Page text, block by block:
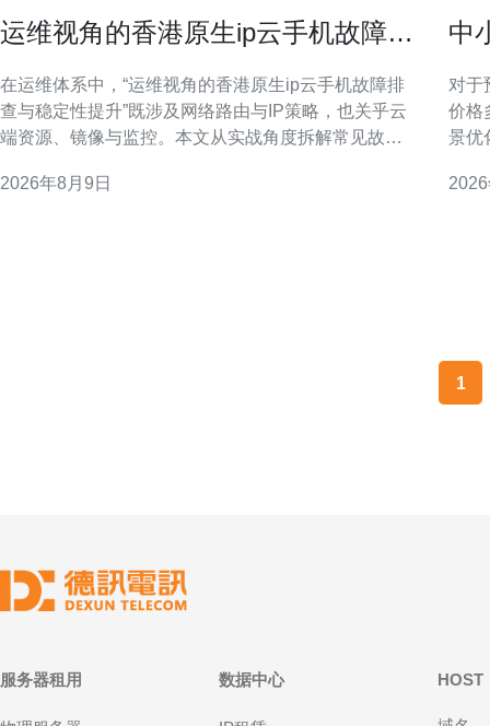
运维视角的香港原生ip云手机故障排
在运维体系中，“运维视角的香港原生ip云手机故障排
查与稳定性提升”既涉及网络路由与IP策略，也关乎云
端资源、镜像与监控。本文从实战角度拆解常见故
团队快速定位与持续优化。 理解香港原生IP云手机的
2026年8月9日
中
对于
价格
景优
务器
1
服务器租用 数据中心 HOST